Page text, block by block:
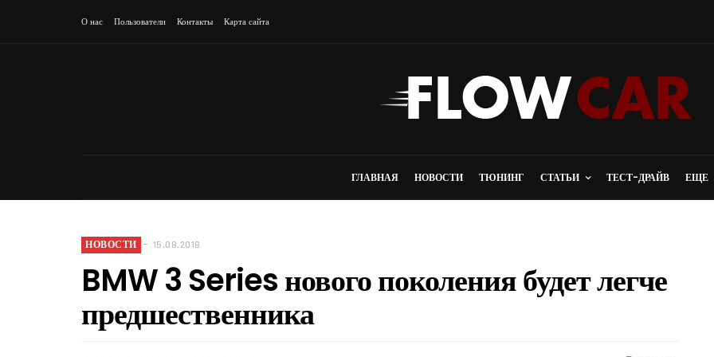
О нас Пользователи Контакты Карта сайта
ГЛАВНАЯ НОВОСТИ ТЮНИНГ СТАТЬИ ТЕСТ-ДРАЙВ ЕЩЕ
НОВОСТИ 15.08.2018
BMW 3 Series нового поколения будет легче
предшественника
На сайте АвтоВыкуп 24 доступен срочный выкуп
кредитных авто по всей…
м или определенными параметрами, Вы…
Выкуп лизинговых автомобилей доступен на
е Автовыкуп 24. Перейдите на сайт…